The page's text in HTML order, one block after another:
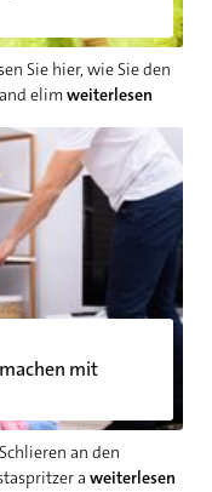
Sie hier, wie Sie den
elim weiterlesen
mit
an den
a weiterlesen
mit System